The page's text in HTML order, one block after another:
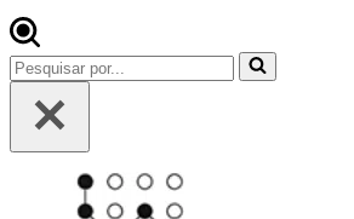
Pesquisar
por...